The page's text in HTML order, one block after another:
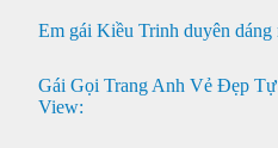
Em gái Kiều Trinh duyên dáng
Gái Gọi Trang Anh Vẻ Đẹp
View: